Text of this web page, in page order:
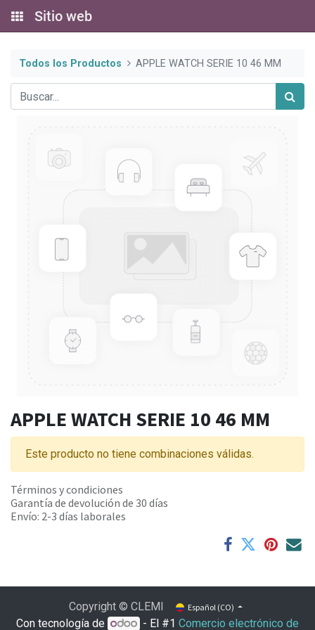
Sitio web
Todos los Productos APPLE WATCH SERIE 10 46 MM
APPLE WATCH SERIE 10 46 MM
Este producto no tiene combinaciones válidas.
Términos y condiciones
Garantía de devolución de 30 días
Envío: 2-3 días laborales
Copyright © CLEMI Español (CO)
Con tecnología de - El #1Comercio electrónico de